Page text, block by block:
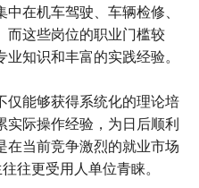
在机车驾驶、车辆检修、
而这些岗位的职业门槛较
知识和丰富的实践经验。
仅能够获得系统化的理论培
实际操作经验，为日后顺利
在当前竞争激烈的就业市场
往更受用人单位青睐。